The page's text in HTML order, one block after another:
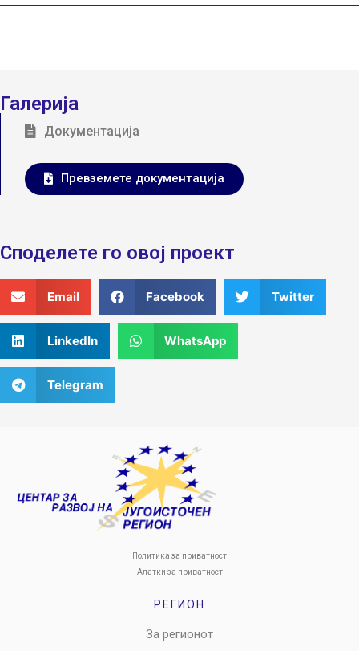
Галерија
Документација
Превземете документација
Споделeте го овој проект
Email Facebook Twitter
LinkedIn WhatsApp
Telegram
Политика за приватност
Алатки за приватност
РЕГИОН
За регионот